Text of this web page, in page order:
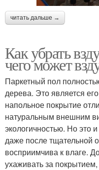
читать дальше →
Как убрать
чего может
Паркетный пол
дерева. Это является
напольное покрытие
натуральным внешним
экологичностью. Но это
даже после тщательной
восприимчива к влаге.
ухаживать за